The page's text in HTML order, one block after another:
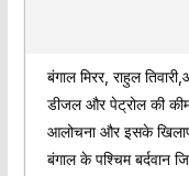
बंगाल मिरर, राहुल
डीजल और पेट्रोल की
आलोचना और इसके खिलाफ
बंगाल के पश्चिम बर्दवान